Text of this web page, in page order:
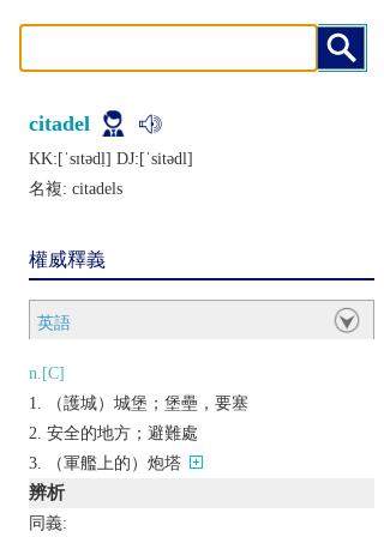
citadel
KK:[ˈsɪtǝdḷ] DJ:[ˈsitǝdl]
名複: citadels
權威釋義
英語
n.[C]
（護城）城堡；堡壘，要塞
安全的地方；避難處
（軍艦上的）炮塔
辨析
同義: